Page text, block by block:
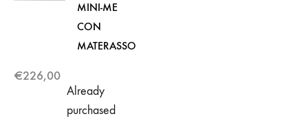
MINI-ME
CON
MATERASSO
€226,00
Already
purchased